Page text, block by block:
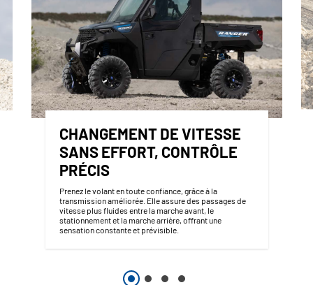
CHANGEMENT DE VITESSE
SANS EFFORT, CONTRÔLE
PRÉCIS
Prenez le volant en toute confiance, grâce à la
transmission améliorée. Elle assure des passages de
vitesse plus fluides entre la marche avant, le
stationnement et la marche arrière, offrant une
sensation constante et prévisible.